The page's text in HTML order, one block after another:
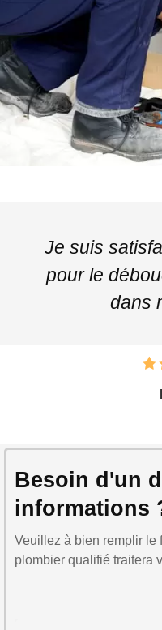
Je suis
pour le
dans
Besoin d'un
informations
Veuillez à bien remplir le
plombier qualifié traitera